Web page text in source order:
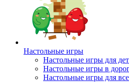
Настольные игры
Настольные игры для
Настольные игры в
Настольные игры для